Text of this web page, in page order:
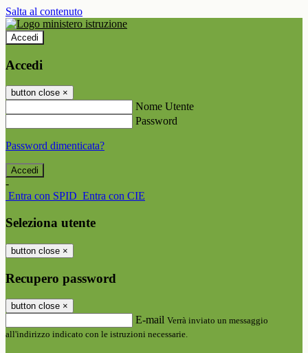
Salta al contenuto
Accedi
Accedi
button close ×
Nome Utente
Password
Password dimenticata?
-
Entra con SPID Entra con CIE
Seleziona utente
button close ×
Recupero password
button close ×
E-mail Verrà inviato un messaggio
all'indirizzo indicato con le istruzioni necessarie.